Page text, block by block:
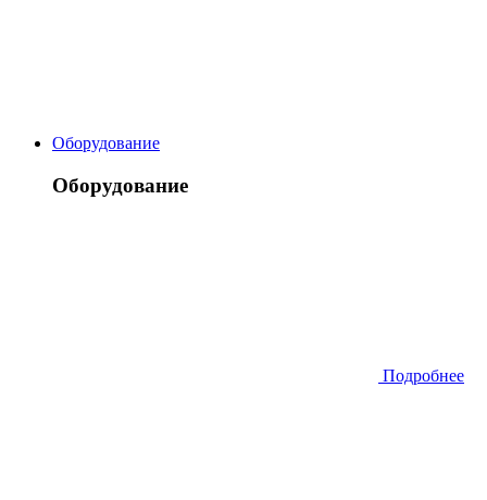
Оборудование
Оборудование
Подробнее